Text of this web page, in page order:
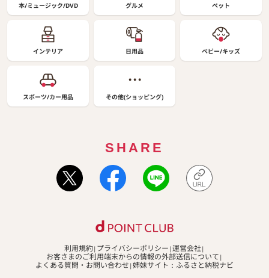
本/ミュージック/DVD グルメ ペット
インテリア 日用品 ベビー/キッズ
スポーツ/カー用品 その他(ショッピング)
SHARE
利用規約 プライバシーポリシー 運営会社
お客さまのご利用端末からの情報の外部送信について
よくある質問・お問い合わせ 姉妹サイト：ふるさと納税ナビ